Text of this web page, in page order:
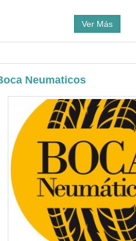
Ver Más
Neumaticos